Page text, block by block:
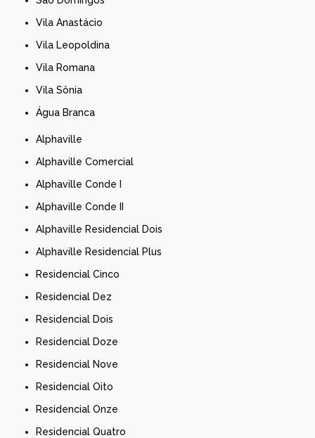
Vila Anastácio
Vila Leopoldina
Vila Romana
Vila Sônia
Água Branca
Alphaville
Alphaville Comercial
Alphaville Conde I
Alphaville Conde II
Alphaville Residencial Dois
Alphaville Residencial Plus
Residencial Cinco
Residencial Dez
Residencial Dois
Residencial Doze
Residencial Nove
Residencial Oito
Residencial Onze
Residencial Quatro